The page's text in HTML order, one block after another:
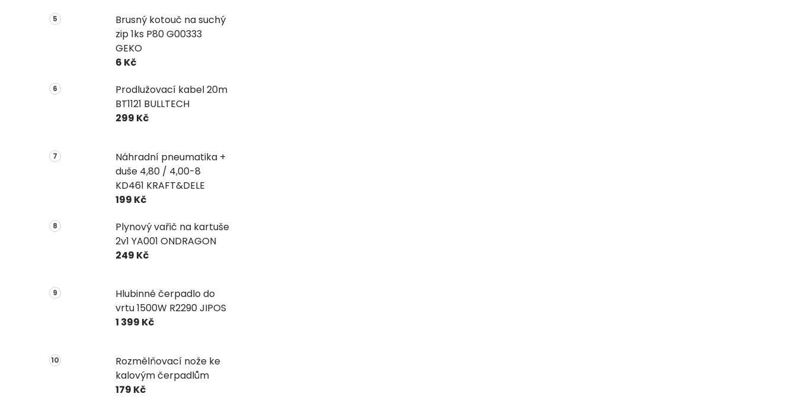
Brusný kotouč na suchý
zip 1ks P80 G00333
GEKO
6 Kč
Prodlužovací kabel 20m
BT1121 BULLTECH
299 Kč
Náhradní pneumatika +
duše 4,80 / 4,00-8
KD461 KRAFT&DELE
199 Kč
Plynový vařič na kartuše
2v1 YA001 ONDRAGON
249 Kč
Hlubinné čerpadlo do
vrtu 1500W R2290 JIPOS
1 399 Kč
Rozmělňovací nože ke
kalovým čerpadlům
179 Kč